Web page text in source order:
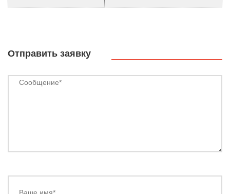
Отправить заявку